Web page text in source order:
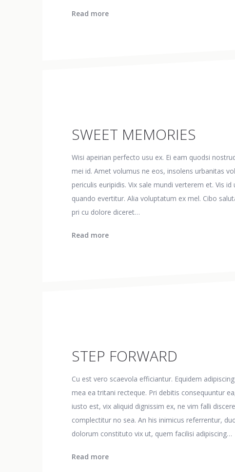
Read more
SWEET MEMORIES
Wisi apeirian perfecto usu ex. Ei eam quodsi
mei id. Amet volumus ne eos, insolens urbanitas
periculis euripidis. Vix sale mundi verterem et. Vis
quando evertitur. Alia voluptatum ex mel. Cibo
pri cu dolore diceret…
Read more
STEP FORWARD
Cu est vero scaevola efficiantur. Equidem
mea ea tritani recteque. Pri debitis consequuntur
iusto est, vix aliquid dignissim ex, ne vim falli
complectitur no sea. An his inimicus referrentur,
dolorum constituto vix ut, quem facilisi adipiscing…
Read more